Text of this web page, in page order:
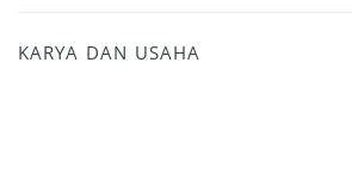
KARYA DAN USAHA